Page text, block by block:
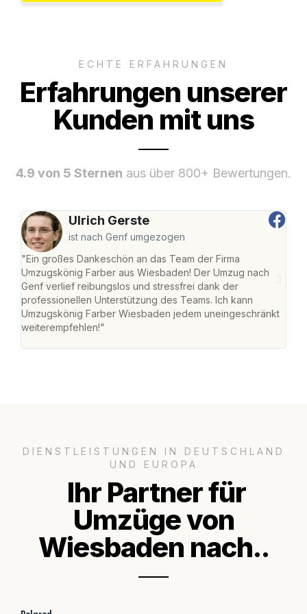
ECHTE ERFAHRUNGEN
Erfahrungen unserer
Kunden mit uns
4.9 von 5 Sternen aus über 800+ Bewertungen.
Ulrich Gerste
ist nach Genf umgezogen
"Ein großes Dankeschön an das Team der Firma
Umzugskönig Farber aus Wiesbaden! Der Umzug nach
Genf verlief reibungslos und stressfrei dank der
professionellen Unterstützung des Teams. Ich kann
Umzugskönig Farber Wiesbaden jedem uneingeschränkt
weiterempfehlen!"
DIENSTLEISTUNGEN IN DEUTSCHLAND
UND EUROPA
Ihr Partner für
Umzüge von
Wiesbaden nach..